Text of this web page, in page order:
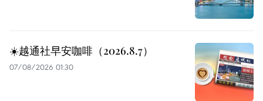
☀️越通社早安咖啡（2026.8.7）
07/08/2026 01:30